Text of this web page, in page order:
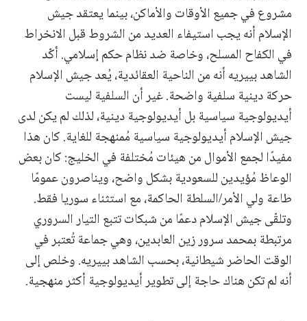
مشروع في جميع الأوقات والأماكن، بينما يعتقد جيش
الإسلام أنه يجب استيفاء العديد من الشروط قبل الانخراط
في الكفاح المسلح، وخاصة ضد نظام حكم إسلامي. أكّد
الشاهد بييريه أنه من الناحية العقائدية، يُعد جيش الإسلام
حركة دينية سلفية واضحة. غير أن السلفية ليست
أيديولوجية سياسية بل أيديولوجية دينية، لذلك لم يكن لدى
جيش الإسلام أيديولوجية سياسية مُمنهجة للغاية. كان هذا
مفيدًا لجمع الأموال من هيئات مُختلفة في الخليج: كان بعض
الوعاظ مُؤيدين للسعودية بشكل واضح، ويناصرون عمومًا
طاعة ولي الأمر/السلطة الحاكمة، مع استثناء سوريا فقط.
وتلقّى جيش الإسلام دعمًا من شبكات تتبع التيار السروري
مرتبطة بمحمد سرور زين العابدين، وهي جماعة تُعتبر في
الوقت الحاضر شيطانية، بحسب الشاهد بييريه. وخلص إلى
أنه لم تكن هناك حاجة إلى تطوير أيديولوجية أكثر منهجية.